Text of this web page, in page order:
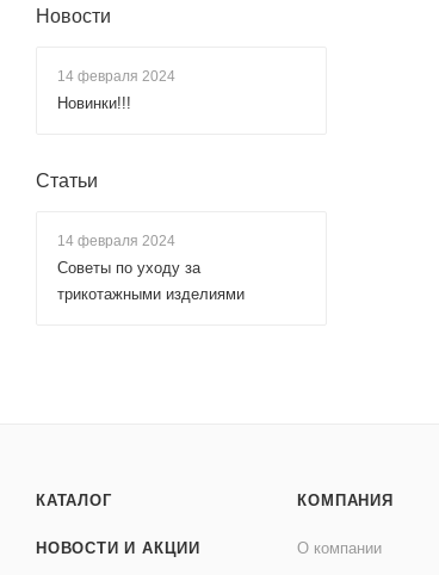
Новости
14 февраля 2024
Новинки!!!
Статьи
14 февраля 2024
Советы по уходу за
трикотажными изделиями
КАТАЛОГ
НОВОСТИ И АКЦИИ
КОМПАНИЯ
О компании